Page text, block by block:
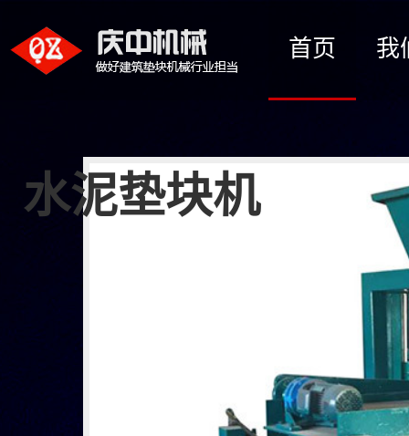
首页 我
水泥垫块机